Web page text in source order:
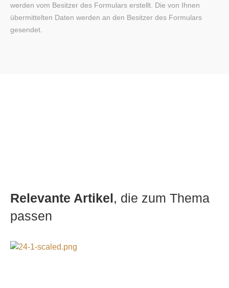
werden vom Besitzer des Formulars erstellt. Die von Ihnen
übermittelten Daten werden an den Besitzer des Formulars
gesendet.
Relevante Artikel, die zum Thema
passen